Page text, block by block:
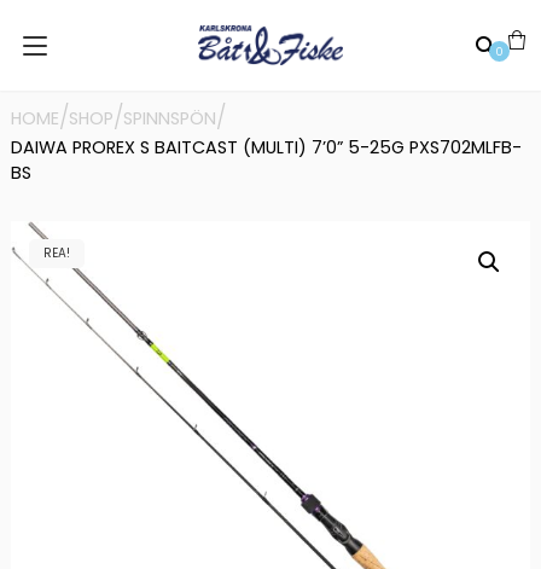
0
HOME/SHOP/SPINNSPÖN/
DAIWA PROREX S BAITCAST (MULTI) 7’0” 5-25G PXS702MLFB-
BS
REA!